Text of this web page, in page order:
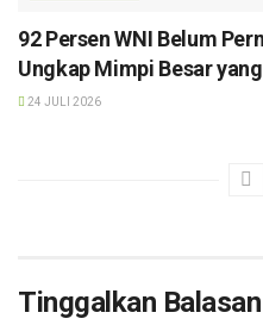
92 Persen WNI Belum
Ungkap Mimpi Besar
24 JULI 2026
Tinggalkan Balasan